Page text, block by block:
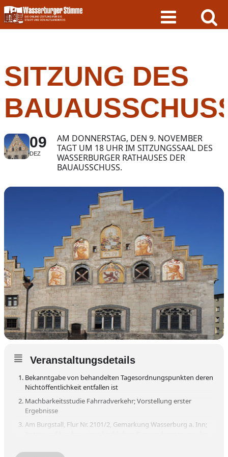
Skip
to
content
SITZUNG DES
09
DEZ
AM DONNERSTAG, DEN 9. NOVEMBER
TAGT UM 18 UHR IM SITZUNGSSAAL DES
WASSERBURGER RATHAUSES DER
BAUAUSSCHUSS.
Veranstaltungsdetails
Bekanntgabe von behandelten Tagesordnungspunkten deren
Nichtöffentlichkeit entfallen ist
Machbarkeitsstudie Fahrradverkehr; Vorstellung erster
Ergebnisse
Am Burgstall, Flur Nr. 2101/2, Gemarkung Wasserburg a. Inn;